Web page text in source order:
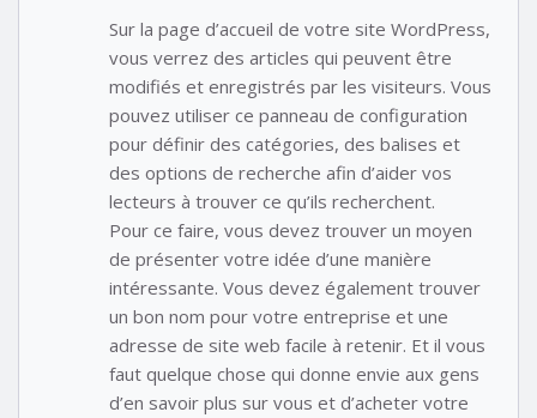
Sur la page d’accueil de votre site WordPress,
vous verrez des articles qui peuvent être
modifiés et enregistrés par les visiteurs. Vous
pouvez utiliser ce panneau de configuration
pour définir des catégories, des balises et
des options de recherche afin d’aider vos
lecteurs à trouver ce qu’ils recherchent.
Pour ce faire, vous devez trouver un moyen
de présenter votre idée d’une manière
intéressante. Vous devez également trouver
un bon nom pour votre entreprise et une
adresse de site web facile à retenir. Et il vous
faut quelque chose qui donne envie aux gens
d’en savoir plus sur vous et d’acheter votre